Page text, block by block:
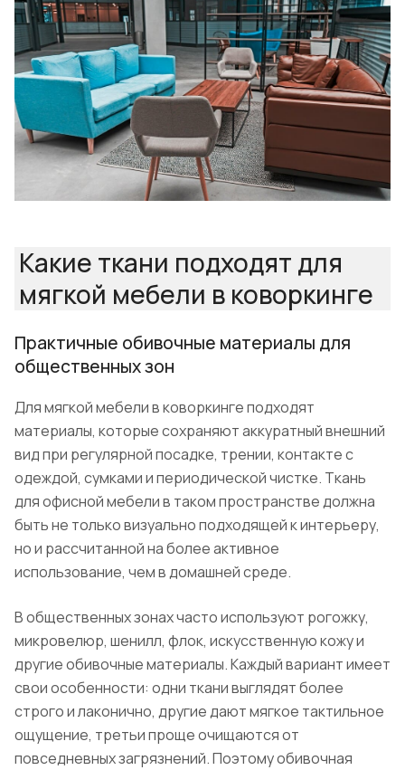
Какие ткани подходят для
мягкой мебели в коворкинге
Практичные обивочные материалы для
общественных зон
Для мягкой мебели в коворкинге подходят
материалы, которые сохраняют аккуратный внешний
вид при регулярной посадке, трении, контакте с
одеждой, сумками и периодической чистке. Ткань
для офисной мебели в таком пространстве должна
быть не только визуально подходящей к интерьеру,
но и рассчитанной на более активное
использование, чем в домашней среде.
В общественных зонах часто используют рогожку,
микровелюр, шенилл, флок, искусственную кожу и
другие обивочные материалы. Каждый вариант имеет
свои особенности: одни ткани выглядят более
строго и лаконично, другие дают мягкое тактильное
ощущение, третьи проще очищаются от
повседневных загрязнений. Поэтому обивочная